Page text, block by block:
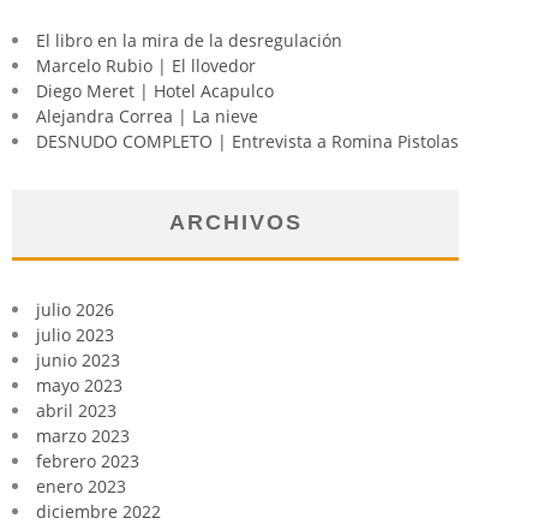
El libro en la mira de la desregulación
Marcelo Rubio | El llovedor
Diego Meret | Hotel Acapulco
Alejandra Correa | La nieve
DESNUDO COMPLETO | Entrevista a Romina Pistolas
ARCHIVOS
julio 2026
julio 2023
junio 2023
mayo 2023
abril 2023
marzo 2023
febrero 2023
enero 2023
diciembre 2022